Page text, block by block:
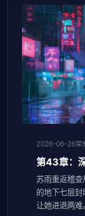
2026-06-26荣
第43章：
苏雨重返稽
的地下七层
让她进退两难。